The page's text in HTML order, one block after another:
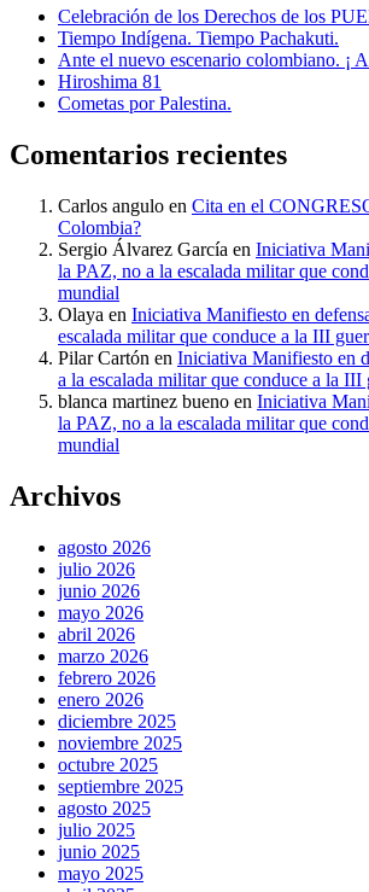
Celebración de los Derechos de los
Tiempo Indígena. Tiempo Pachakuti.
Ante el nuevo escenario colombiano. ¡
Hiroshima 81
Cometas por Palestina.
Comentarios recientes
Carlos angulo en Cita en el
Colombia?
Sergio Álvarez García en Iniciativa
la PAZ, no a la escalada militar que
mundial
Olaya en Iniciativa Manifiesto en
escalada militar que conduce a la III
Pilar Cartón en Iniciativa Manifiesto en
a la escalada militar que conduce a la III
blanca martinez bueno en Iniciativa
la PAZ, no a la escalada militar que
mundial
Archivos
agosto 2026
julio 2026
junio 2026
mayo 2026
abril 2026
marzo 2026
febrero 2026
enero 2026
diciembre 2025
noviembre 2025
octubre 2025
septiembre 2025
agosto 2025
julio 2025
junio 2025
mayo 2025